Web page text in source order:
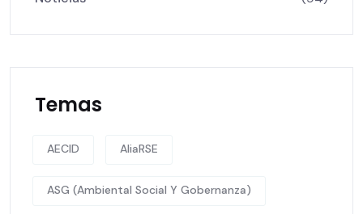
Temas
AECID AliaRSE
ASG (Ambiental Social Y Gobernanza)